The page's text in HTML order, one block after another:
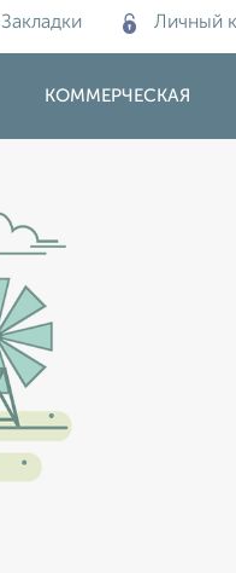
Закладки Личный
КОММЕРЧЕСКАЯ